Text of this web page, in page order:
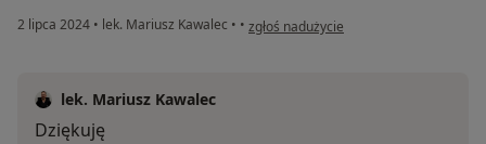
2 lipca 2024 • lek. Mariusz Kawalec • • w opinii użytkownika Agnieszka Płachta
zgłoś nadużycie
lek. Mariusz Kawalec
Dziękuję